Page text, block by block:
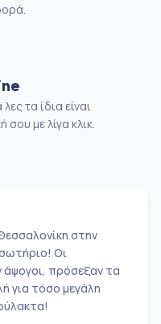
τα ίδια είναι
με λίγα κλικ.
στην
Οι
άψογοι, πρόσεξαν τα
για τόσο μεγάλη